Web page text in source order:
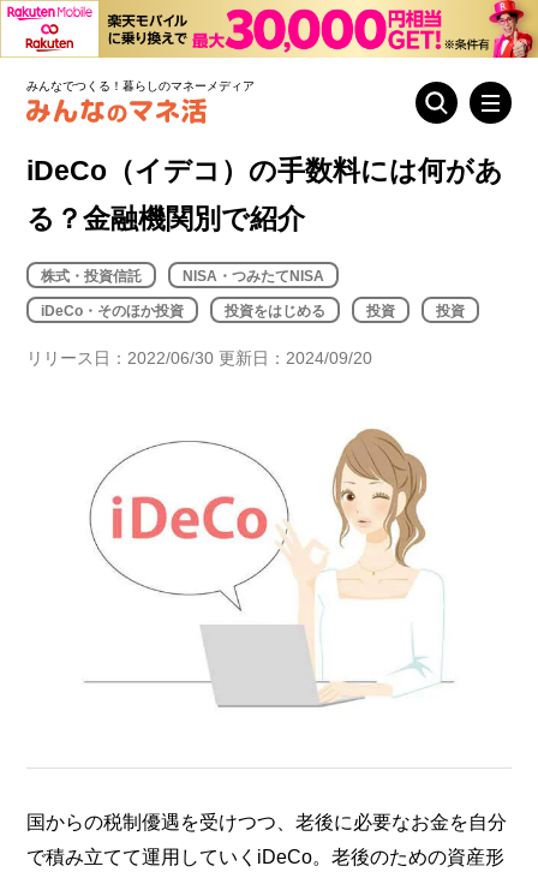
みんなでつくる！暮らしのマネーメディア
iDeCo（イデコ）の手数料には何があ
る？金融機関別で紹介
株式・投資信託 NISA・つみたてNISA
iDeCo・そのほか投資 投資をはじめる 投資 投資
リリース日：2022/06/30 更新日：2024/09/20
国からの税制優遇を受けつつ、老後に必要なお金を自分
で積み立てて運用していくiDeCo。老後のための資産形